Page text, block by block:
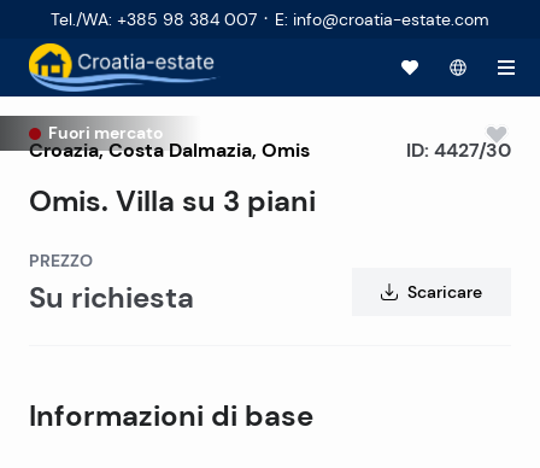
Tel./WA: +385 98 384 007 · E: info@croatia-estate.com
Fuori mercato
Croazia,Costa Dalmazia, Omis
Omis. Villa su 3 piani
ID: 4427/30
PREZZO
Su richiesta Scaricare
Informazioni di base